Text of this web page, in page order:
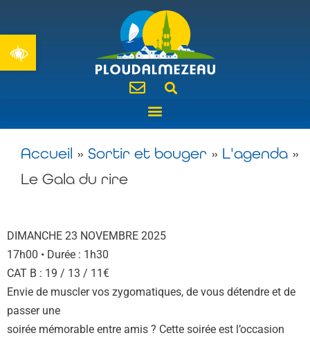
Ouvrir la barre d’outils
LE GALA DU RIRE
Accueil » Sortir et bouger » L'agenda »
Le Gala du rire
DIMANCHE 23 NOVEMBRE 2025
17h00 • Durée : 1h30
CAT B : 19 / 13 / 11€
Envie de muscler vos zygomatiques, de vous détendre et de
passer une
soirée mémorable entre amis ? Cette soirée est l’occasion